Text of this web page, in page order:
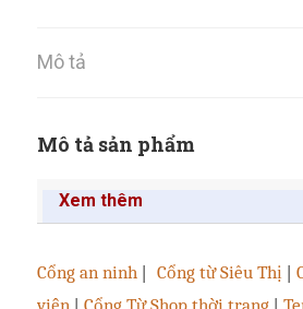
Mô tả
Mô tả sản phẩm
Xem thêm
Cổng an ninh | Cổng từ Siêu Thị |
viện | Cổng Từ Shop thời trang |